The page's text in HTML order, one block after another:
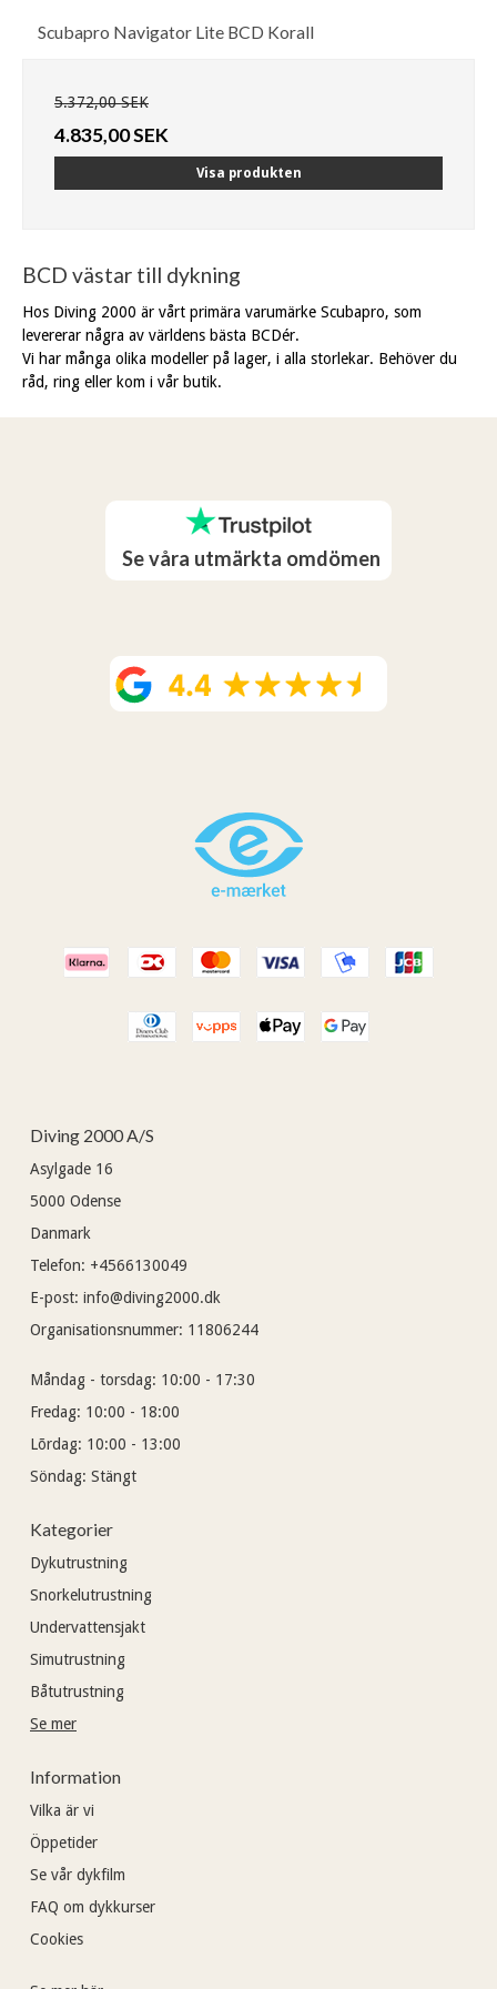
Scubapro Navigator Lite BCD Korall
5.372,00 SEK
4.835,00 SEK
Visa produkten
BCD västar till dykning
Hos Diving 2000 är vårt primära varumärke Scubapro, som
levererar några av världens bästa BCDér.
Vi har många olika modeller på lager, i alla storlekar. Behöver du
råd, ring eller kom i vår butik.
Se våra utmärkta omdömen
Diving 2000 A/S
Asylgade 16
5000 Odense
Danmark
Telefon: +4566130049
E-post: info@diving2000.dk
Organisationsnummer: 11806244
Måndag - torsdag: 10:00 - 17:30
Fredag: 10:00 - 18:00
Lõrdag: 10:00 - 13:00
Söndag: Stängt
Kategorier
Dykutrustning
Snorkelutrustning
Undervattensjakt
Simutrustning
Båtutrustning
Se mer
Information
Vilka är vi
Öppetider
Se vår dykfilm
FAQ om dykkurser
Cookies